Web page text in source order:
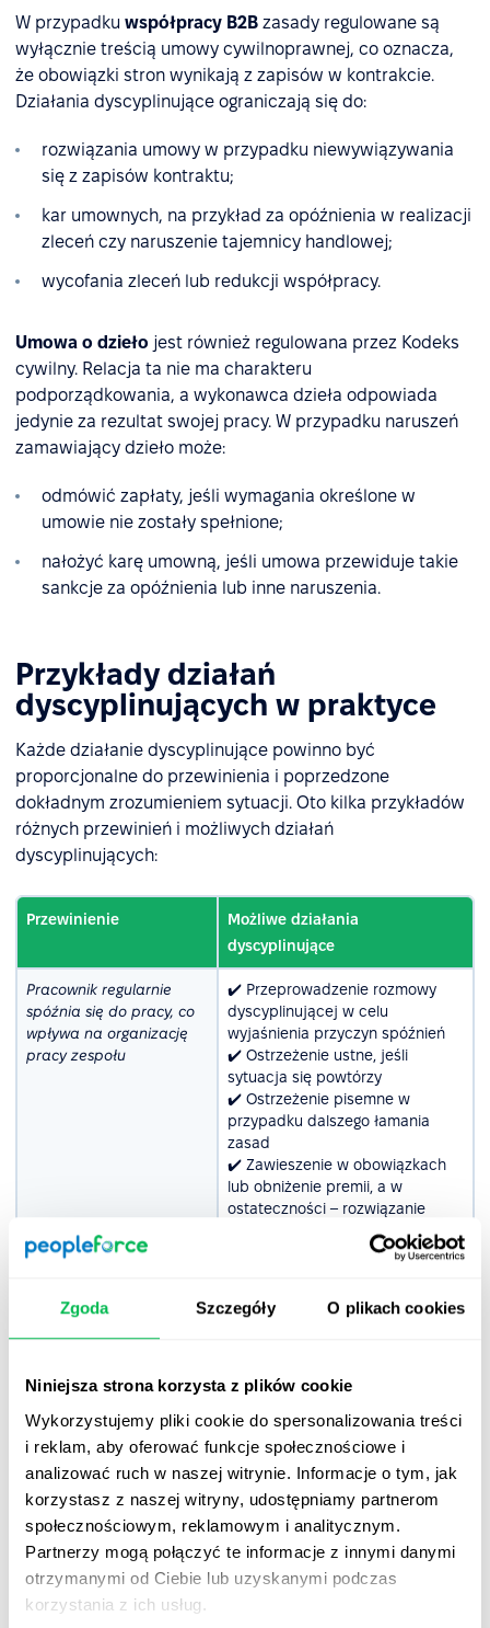
Zgoda Szczegóły O plikach cookies
Niniejsza strona korzysta z plików cookie
Wykorzystujemy pliki cookie do spersonalizowania treści
i reklam, aby oferować funkcje społecznościowe i
analizować ruch w naszej witrynie. Informacje o tym, jak
korzystasz z naszej witryny, udostępniamy partnerom
społecznościowym, reklamowym i analitycznym.
Partnerzy mogą połączyć te informacje z innymi danymi
otrzymanymi od Ciebie lub uzyskanymi podczas
korzystania z ich usług.
W przypadku współpracy B2B zasady regulowane są
wyłącznie treścią umowy cywilnoprawnej, co oznacza,
że obowiązki stron wynikają z zapisów w kontrakcie.
Działania dyscyplinujące ograniczają się do:
rozwiązania umowy w przypadku niewywiązywania
się z zapisów kontraktu;
kar umownych, na przykład za opóźnienia w realizacji
zleceń czy naruszenie tajemnicy handlowej;
wycofania zleceń lub redukcji współpracy.
Umowa o dzieło jest również regulowana przez Kodeks
cywilny. Relacja ta nie ma charakteru
podporządkowania, a wykonawca dzieła odpowiada
jedynie za rezultat swojej pracy. W przypadku naruszeń
zamawiający dzieło może:
odmówić zapłaty, jeśli wymagania określone w
umowie nie zostały spełnione;
nałożyć karę umowną, jeśli umowa przewiduje takie
sankcje za opóźnienia lub inne naruszenia.
Przykłady działań
dyscyplinujących w praktyce
Każde działanie dyscyplinujące powinno być
proporcjonalne do przewinienia i poprzedzone
dokładnym zrozumieniem sytuacji. Oto kilka przykładów
różnych przewinień i możliwych działań
dyscyplinujących:
Przewinienie
Możliwe działania
dyscyplinujące
Pracownik regularnie
spóźnia się do pracy, co
wpływa na organizację
pracy zespołu
✔️ Przeprowadzenie rozmowy
dyscyplinującej w celu
wyjaśnienia przyczyn spóźnień
✔️ Ostrzeżenie ustne, jeśli
sytuacja się powtórzy
✔️ Ostrzeżenie pisemne w
przypadku dalszego łamania
zasad
✔️ Zawieszenie w obowiązkach
lub obniżenie premii, a w
ostateczności – rozwiązanie
stosunku do innych
współpracowników
zażegnać konflikt i przypomnieć
uwzględnieniem konsekwencji w
✔️ Możliwość nałożenia kary
finansowej lub czasowego
odsunięcia od obowiązków, jeśli
zachowanie się powtarza
Pracownik wielokrotnie
nie realizuje swoich
obowiązków na czas, co
wpływa na działanie
✔️ Rozmowa dyscyplinująca w
celu wyjaśnienia problemu
✔️ Ustalenie planu poprawy z